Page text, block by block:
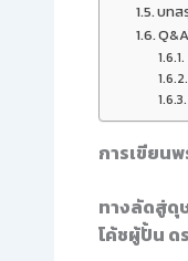
บทส
การเขียน
ทางลัดสู่ดุ
โค้ชผู้ปั้น ด